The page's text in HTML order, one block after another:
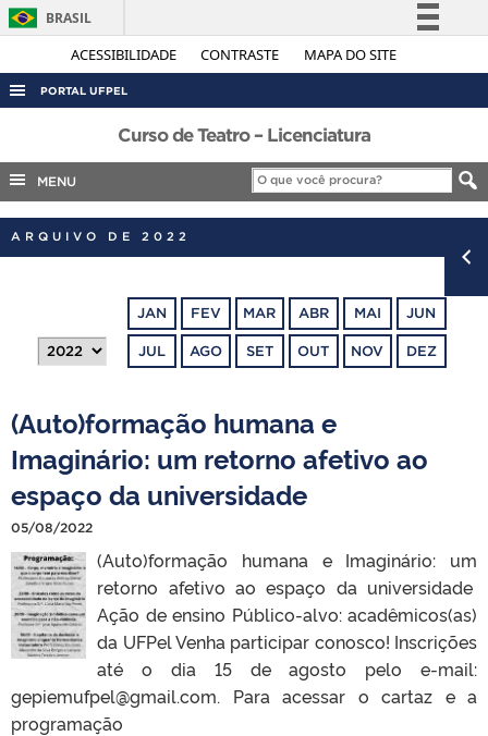
ACESSIBILIDADE CONTRASTE MAPA DO SITE
BRASIL
Simplifique!
Legislação
Canais
PORTAL UFPEL
ACESSO À INFORMAÇÃO
AUDITORIA
COBALTO
CONCURSOS
OUVIDORIA
TELEFONES
Curso de Teatro – Licenciatura
MENU
ARQUIVO DE 2022
JAN FEV MAR ABR MAI JUN
JUL AGO SET OUT NOV DEZ
(Auto)formação humana e
Imaginário: um retorno afetivo ao
espaço da universidade
05/08/2022
(Auto)formação humana e Imaginário: um
retorno afetivo ao espaço da universidade
Ação de ensino Público-alvo: acadêmicos(as)
da UFPel Venha participar conosco! Inscrições
até o dia 15 de agosto pelo e-mail:
gepiemufpel@gmail.com. Para acessar o cartaz e a
programação